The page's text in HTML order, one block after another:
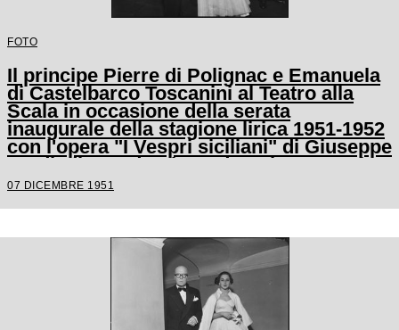
FOTO
Il principe Pierre di Polignac e Emanuela
di Castelbarco Toscanini al Teatro alla
Scala in occasione della serata
inaugurale della stagione lirica 1951-1952
con l'opera "I Vespri siciliani" di Giuseppe
Verdi, diretta da Victor de Sabata, con la
regia di Herbert Graf
07 DICEMBRE 1951